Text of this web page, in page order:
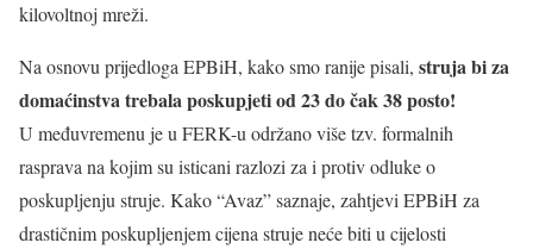
kilovoltnoj mreži.
Na osnovu prijedloga EPBiH, kako smo ranije pisali, struja bi za
domaćinstva trebala poskupjeti od 23 do čak 38 posto!
U međuvremenu je u FERK-u održano više tzv. formalnih
rasprava na kojim su isticani razlozi za i protiv odluke o
poskupljenju struje. Kako “Avaz” saznaje, zahtjevi EPBiH za
drastičnim poskupljenjem cijena struje neće biti u cijelosti